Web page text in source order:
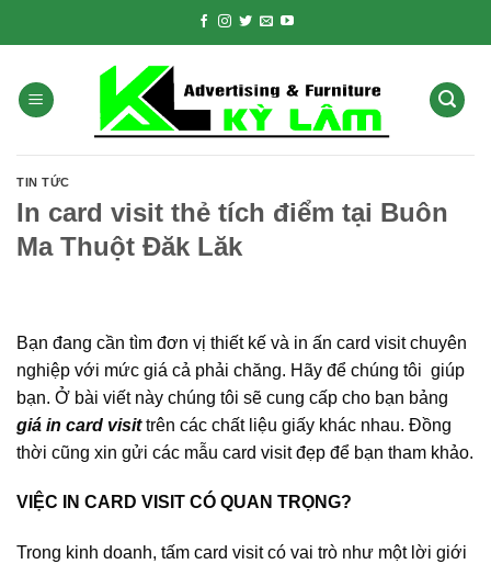
TIN TỨC
In card visit thẻ tích điểm tại Buôn
Ma Thuột Đăk Lăk
Bạn đang cần tìm đơn vị thiết kế và in ấn card visit chuyên
nghiệp với mức giá cả phải chăng. Hãy để chúng tôi giúp
bạn. Ở bài viết này chúng tôi sẽ cung cấp cho bạn bảng
giá in card visittrên các chất liệu giấy khác nhau. Đồng
thời cũng xin gửi các mẫu card visit đẹp để bạn tham khảo.
VIỆC IN CARD VISIT CÓ QUAN TRỌNG?
Trong kinh doanh, tấm card visit có vai trò như một lời giới